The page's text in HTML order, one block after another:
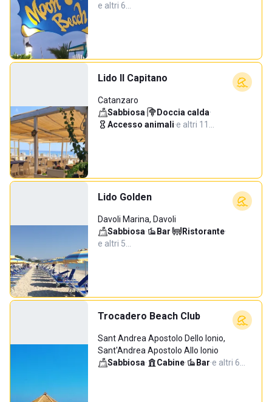
e altri 6…
Lido Il Capitano
Catanzaro
Sabbiosa· Doccia calda·
Accesso animali·e altri 11…
Lido Golden
Davoli Marina, Davoli
Sabbiosa· Bar· Ristorante·
e altri 5…
Trocadero Beach Club
Sant Andrea Apostolo Dello Ionio,
Sant'Andrea Apostolo Allo Ionio
Sabbiosa· Cabine· Bar·e altri 6…